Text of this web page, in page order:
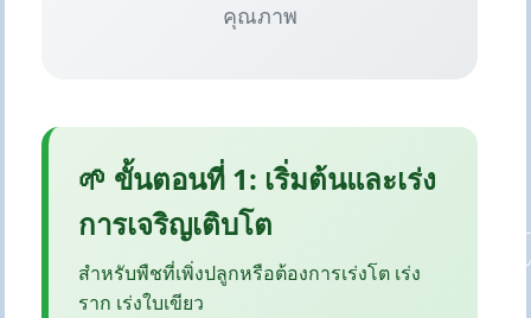
คุณภาพ
🌱 ขั้นตอนที่ 1: เริ่มต้นและเร่ง
การเจริญเติบโต
สำหรับพืชที่เพิ่งปลูกหรือต้องการเร่งโต เร่ง
ราก เร่งใบเขียว